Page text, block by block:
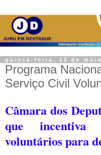
quinta-feira, 12 de maio
Programa
Serviço Civil
Câmara dos
que incentiva
voluntários para